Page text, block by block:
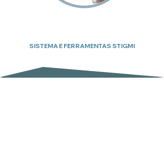
SISTEMA E FERRAMENTAS STIGMI